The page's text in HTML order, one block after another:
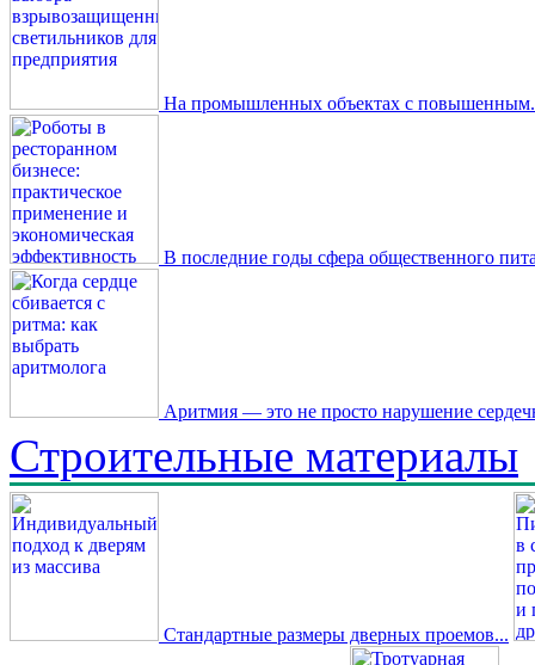
На промышленных объектах с
В последние годы сфера общественного
Аритмия — это не просто нарушение
Строительные материалы
Стандартные размеры дверных проемов...